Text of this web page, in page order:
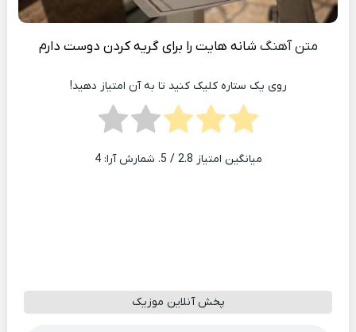
متن آهنگ شانه هایت را برای گریه کردن دوست دارم
روی یک ستاره کلیک کنید تا به آن امتیاز دهید!
میانگین امتیاز 2.8 / 5. شمارش آرا: 4
پخش آنلاین موزیک